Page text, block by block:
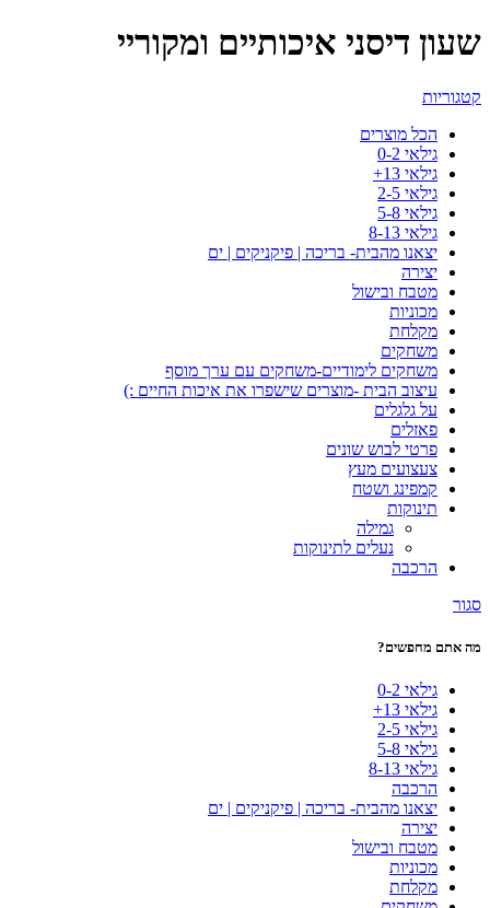
שעון דיסני איכותיים ומקוריי
קטגוריות
הכל מוצרים
גילאי 0-2
גילאי 13+
גילאי 2-5
גילאי 5-8
גילאי 8-13
יצאנו מהבית- בריכה | פיקניקים | ים
יצירה
מטבח ובישול
מכוניות
מקלחת
משחקים
משחקים לימודיים-משחקים עם ערך מוסף
עיצוב הבית -מוצרים שישפרו את איכות החיים :)
על גלגלים
פאזלים
פרטי לבוש שונים
צעצועים מעץ
קמפינג ושטח
תינוקות
גמילה
נעלים לתינוקות
הרכבה
סגור
מה אתם מחפשים?
גילאי 0-2
גילאי 13+
גילאי 2-5
גילאי 5-8
גילאי 8-13
הרכבה
יצאנו מהבית- בריכה | פיקניקים | ים
יצירה
מטבח ובישול
מכוניות
מקלחת